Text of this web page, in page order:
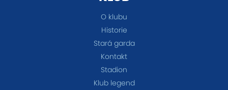
O klubu
Historie
Stará garda
Kontakt
Stadion
Klub legend